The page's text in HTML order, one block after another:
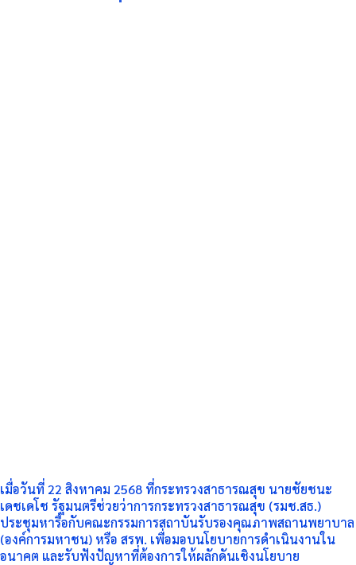
เมื่อวันที่ 22 สิงหาคม 2568 ที่กระทรวงสาธารณสุข นายชัยชนะ
เดชเดโช รัฐมนตรีช่วยว่าการกระทรวงสาธารณสุข (รมช.สธ.)
ประชุมหารือกับคณะกรรมการสถาบันรับรองคุณภาพสถานพยาบาล
(องค์การมหาชน) หรือ สรพ. เพื่อมอบนโยบายการดำเนินงานใน
อนาคต และรับฟังปัญหาที่ต้องการให้ผลักดันเชิงนโยบาย